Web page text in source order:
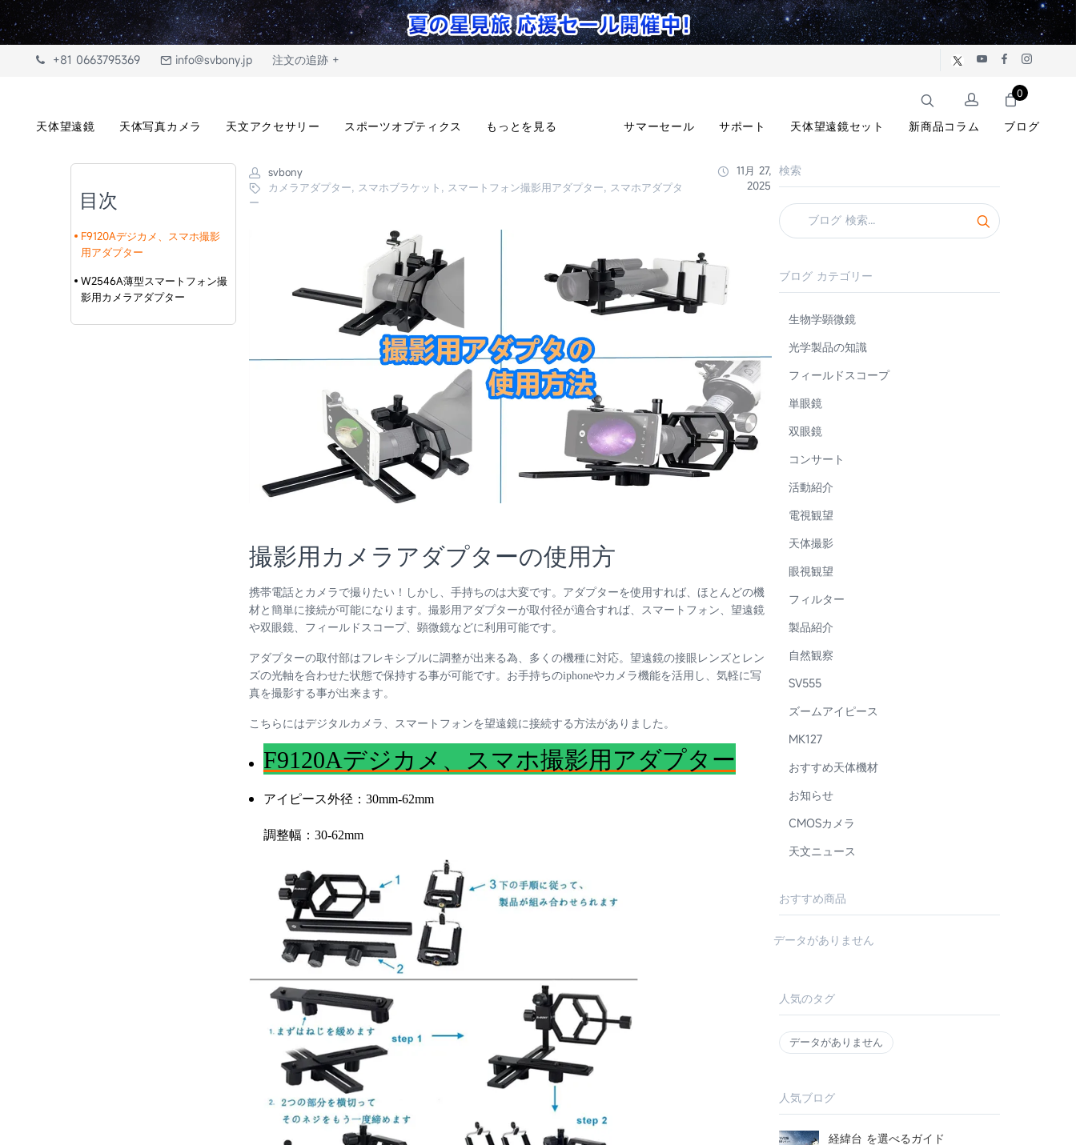
+81 0663795369 info@svbony.jp 注文の追跡 +
天体望遠鏡 天体写真カメラ 天文アクセサリー スポーツオプティクス もっとを見る サマーセール サポート 天体望遠鏡セット 新商品コラム ブログ
0
目次
F9120Aデジカメ、スマホ撮影
用アダプター
W2546A薄型スマートフォン撮
影用カメラアダプター
svbony
カメラアダプター, スマホブラケット, スマートフォン撮影用アダプター, スマホアダプタ
ー
11月 27,
2025
撮影用カメラアダプターの使用方
携帯電話とカメラで撮りたい！しかし、手持ちのは大変です。アダプターを使用すれば、ほとんどの機
材と簡単に接続が可能になります。撮影用アダプターが取付径が適合すれば、スマートフォン、望遠鏡
や双眼鏡、フィールドスコープ、顕微鏡などに利用可能です。
アダプターの取付部はフレキシブルに調整が出来る為、多くの機種に対応。望遠鏡の接眼レンズとレン
ズの光軸を合わせた状態で保持する事が可能です。お手持ちのiphoneやカメラ機能を活用し、気軽に写
真を撮影する事が出来ます。
こちらにはデジタルカメラ、スマートフォンを望遠鏡に接続する方法がありました。
F9120Aデジカメ、スマホ撮影用アダプター
アイピース外径：30mm-62mm
調整幅：30-62mm
検索
ブログ カテゴリー
生物学顕微鏡
光学製品の知識
フィールドスコープ
単眼鏡
双眼鏡
コンサート
活動紹介
電視観望
天体撮影
眼視観望
フィルター
製品紹介
自然観察
SV555
ズームアイピース
MK127
おすすめ天体機材
お知らせ
CMOSカメラ
天文ニュース
おすすめ商品
データがありません
人気のタグ
データがありません
人気ブログ
経緯台 を選べるガイド